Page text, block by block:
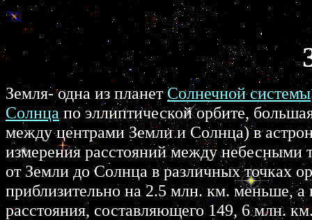
Земля- одна из планетСолнечной системы
Солнцапо эллиптической орбите,
между центрами Земли и Солнца) в
измерения расстояний между небесными
от Земли до Солнца в различных точках
приблизительно на 2.5 млн. км. меньше,
расстояния, составляющего 149, 6 млн.